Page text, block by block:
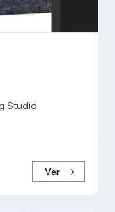
Studio
Ver